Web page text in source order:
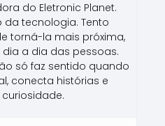
do Eletronic Planet.
da tecnologia. Tento
torná-la mais próxima,
a dia das pessoas.
só faz sentido quando
conecta histórias e